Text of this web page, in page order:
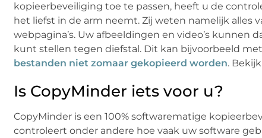
kopieerbeveiliging toe te passen, heeft u de
het liefst in de arm neemt. Zij weten namelijk alles
webpagina’s. Uw afbeeldingen en video’s
kunt stellen tegen diefstal. Dit kan bijvoorbeeld
bestanden niet zomaar gekopieerd worden.
Is CopyMinder iets voor u?
CopyMinder is een 100% softwarematige
controleert onder andere hoe vaak uw software